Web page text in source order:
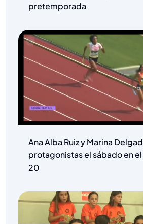
pretemporada
Ana Alba Ruiz y Marina
protagonistas el sábado en
20